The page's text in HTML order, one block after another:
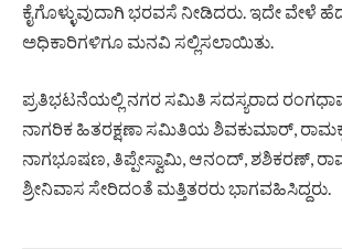
ಕೈಗೊಳ್ಳುವುದಾಗಿ ಭರವಸೆ ನೀಡಿದರು. ಇದೇ ವೇಳೆ
ಅಧಿಕಾರಿಗಳಿಗೂ ಮನವಿ ಸಲ್ಲಿಸಲಾಯಿತು.
ಪ್ರತಿಭಟನೆಯಲ್ಲಿ ನಗರ ಸಮಿತಿ ಸದಸ್ಯರಾದ
ನಾಗರಿಕ ಹಿತರಕ್ಷಣಾ ಸಮಿತಿಯ ಶಿವಕುಮಾರ್,
ನಾಗಭೂಷಣ, ತಿಪ್ಪೇಸ್ವಾಮಿ, ಆನಂದ್, ಶಶಿಕರಣ್,
ಶ್ರೀನಿವಾಸ ಸೇರಿದಂತೆ ಮತ್ತಿತರರು ಭಾಗವಹಿಸಿದ್ದರು.